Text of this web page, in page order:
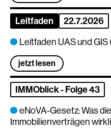
Leitfaden UAS und GIS
Leitfaden 22.7.2026
jetzt lesen
eNoVA-Gesetz: Was
Immobilienverträgen
IMMOblick - Folge 43